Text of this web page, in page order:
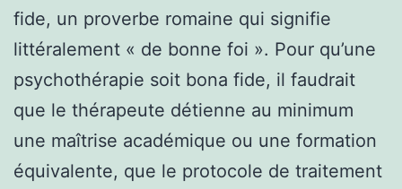
fide, un proverbe romaine qui signifie
littéralement « de bonne foi ». Pour qu’une
psychothérapie soit bona fide, il faudrait
que le thérapeute détienne au minimum
une maîtrise académique ou une formation
équivalente, que le protocole de traitement